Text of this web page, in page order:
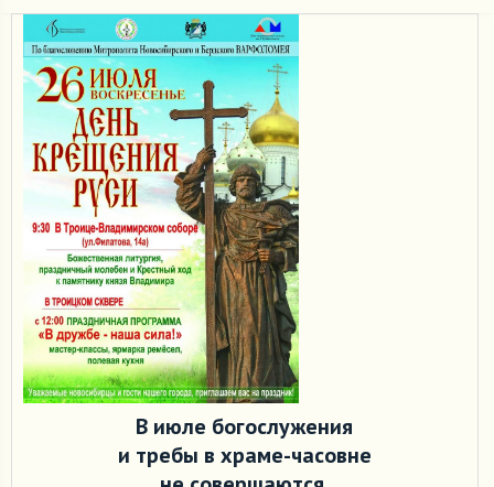
В июле богослужения
и требы в храме-часовне